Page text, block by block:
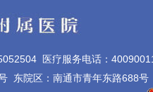
医疗服务电话：
东院区：南通市青年东路688号